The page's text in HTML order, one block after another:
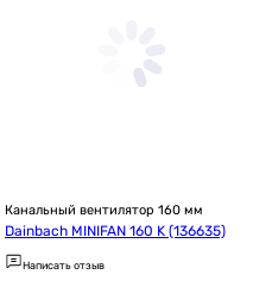
Канальный вентилятор 160 мм
Dainbach MINIFAN 160 K (136635)
Написать отзыв